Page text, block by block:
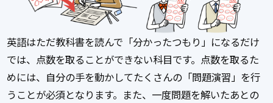
英語はただ教科書を読んで「分かったつもり」になるだけ
では、点数を取ることができない科目です。点数を取るた
めには、自分の手を動かしてたくさんの「問題演習」を行
うことが必須となります。また、一度問題を解いたあとの